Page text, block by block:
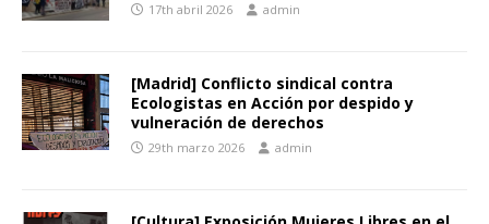
17th abril 2026 admin
[Madrid] Conflicto sindical contra
Ecologistas en Acción por despido y
vulneración de derechos
29th marzo 2026 admin